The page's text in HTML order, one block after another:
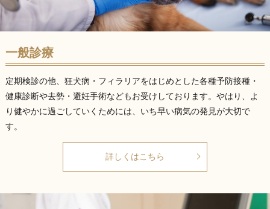
一般診療
定期検診の他、狂犬病・フィラリアをはじめとした各種予防接種・
健康診断や去勢・避妊手術などもお受けしております。やはり、よ
り健やかに過ごしていくためには、いち早い病気の発見が大切で
す。
詳しくはこちら